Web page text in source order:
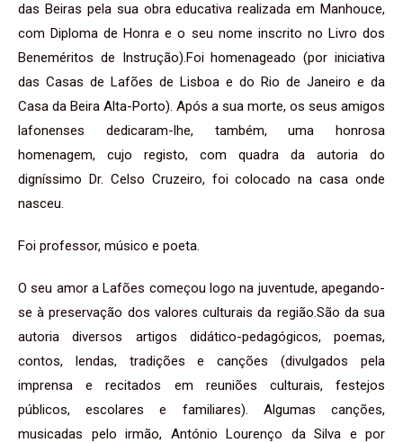
das Beiras pela sua obra educativa realizada em Manhouce,
com Diploma de Honra e o seu nome inscrito no Livro dos
Beneméritos de Instrução).Foi homenageado (por iniciativa
das Casas de Lafões de Lisboa e do Rio de Janeiro e da
Casa da Beira Alta-Porto). Após a sua morte, os seus amigos
lafonenses dedicaram-lhe, também, uma honrosa
homenagem, cujo registo, com quadra da autoria do
digníssimo Dr. Celso Cruzeiro, foi colocado na casa onde
nasceu.
Foi professor, músico e poeta.
O seu amor a Lafões começou logo na juventude, apegando-
se à preservação dos valores culturais da região.São da sua
autoria diversos artigos didático-pedagógicos, poemas,
contos, lendas, tradições e canções (divulgados pela
imprensa e recitados em reuniões culturais, festejos
públicos, escolares e familiares). Algumas canções,
musicadas pelo irmão, António Lourenço da Silva e por